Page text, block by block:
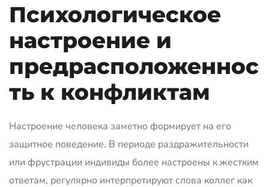
Психологическое
настроение и
предрасположеннос
ть к конфликтам
Настроение человека заметно формирует на его
защитное поведение. В периоде раздражительности
или фрустрации индивиды более настроены к жестким
ответам, регулярно интерпретируют слова коллег как